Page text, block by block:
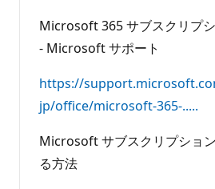
Microsoft 365 サブスクリプ
- Microsoft サポート
https://
jp/office/microsoft-365-.....
Microsoft サブスクリプショ
る方法